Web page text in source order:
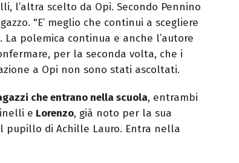
l’altra scelto da Opi. Secondo Pennino
"E’ meglio che continui a scegliere
polemica continua e anche l’autore
per la seconda volta, che i
a Opi non sono stati ascoltati.
che entrano nella scuola, entrambi
e Lorenzo, già noto per la sua
pupillo di Achille Lauro. Entra nella